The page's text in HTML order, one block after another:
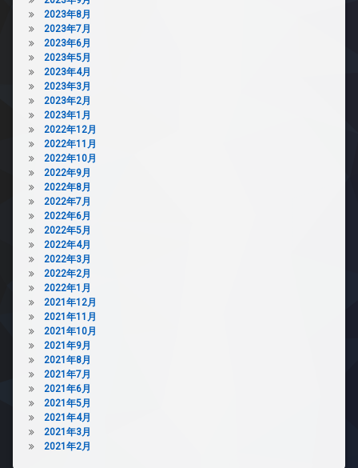
2023年8月
2023年7月
2023年6月
2023年5月
2023年4月
2023年3月
2023年2月
2023年1月
2022年12月
2022年11月
2022年10月
2022年9月
2022年8月
2022年7月
2022年6月
2022年5月
2022年4月
2022年3月
2022年2月
2022年1月
2021年12月
2021年11月
2021年10月
2021年9月
2021年8月
2021年7月
2021年6月
2021年5月
2021年4月
2021年3月
2021年2月